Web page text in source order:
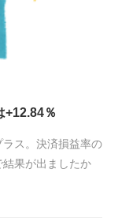
+12.84％
ス。決済損益率の
果が出ましたか